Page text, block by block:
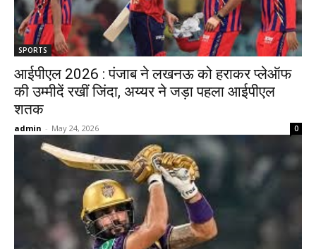
SPORTS
आईपीएल 2026 : पंजाब ने लखनऊ को हराकर प्लेऑफ
की उम्मीदें रखीं जिंदा, अय्यर ने जड़ा पहला आईपीएल
शतक
admin - May 24, 2026 0